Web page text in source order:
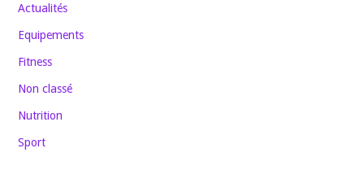
Actualités
Equipements
Fitness
Non classé
Nutrition
Sport